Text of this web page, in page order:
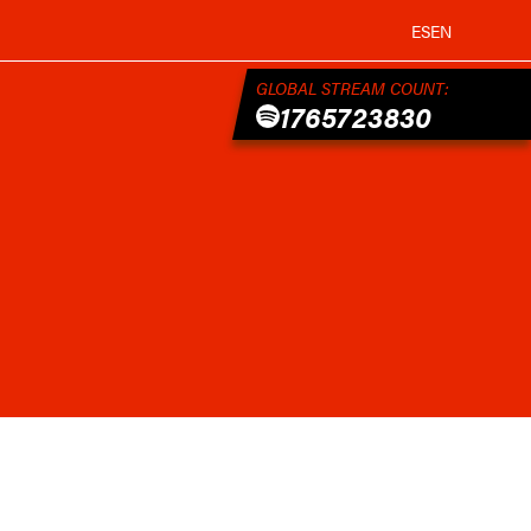
ESEN
GLOBAL STREAM COUNT:
1765723830